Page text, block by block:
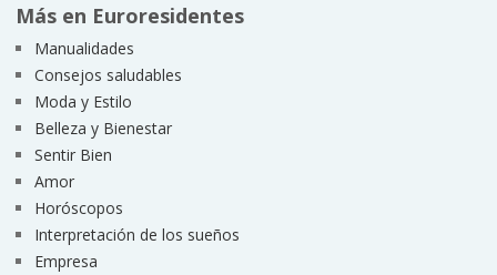
Más en Euroresidentes
Manualidades
Consejos saludables
Moda y Estilo
Belleza y Bienestar
Sentir Bien
Amor
Horóscopos
Interpretación de los sueños
Empresa